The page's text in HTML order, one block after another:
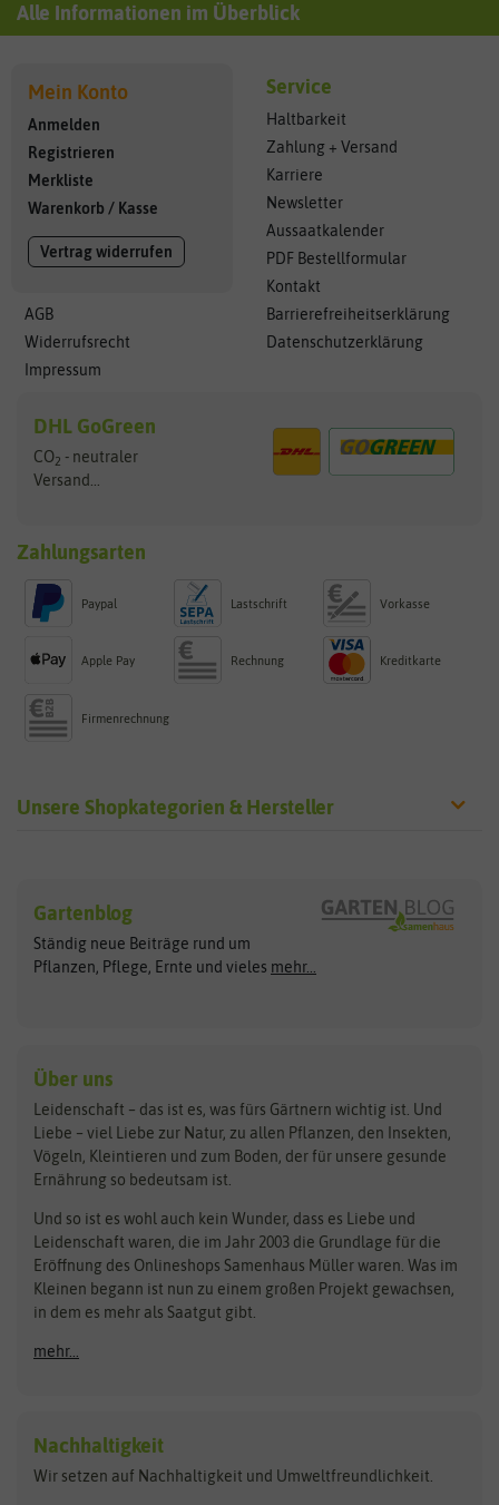
Alle Informationen im Überblick
Mein Konto
Anmelden
Registrieren
Merkliste
Warenkorb / Kasse
Vertrag widerrufen
AGB
Widerrufsrecht
Impressum
Service
Haltbarkeit
Zahlung + Versand
Karriere
Newsletter
Aussaatkalender
PDF Bestellformular
Kontakt
Barrierefreiheitserklärung
Datenschutzerklärung
DHL GoGreen
CO2 - neutraler
Versand...
Zahlungsarten
Paypal Lastschrift Vorkasse
Apple Pay Rechnung Kreditkarte
Firmenrechnung
Unsere Shopkategorien & Hersteller
Exotische Samen
Gemüsesamen
Gründünger
Kräutersamen
Obstsamen
Pilzbrut
Rasensamen
Steckzwiebeln
Zimmer & Kübelpflanzen
Kataloge
Schnäppchen
Anzucht & Gartenzubehör
Anzuchtschalen
Heizmatte & Heizkabel
Kokos-Quelltabletten
Arche Noah
ASB Greenworld
Benary
Bingenheimer Saatgut
Bionana
BIOWOL
Blumicorn
Bûten Birds
Carl Pabst
Clever Pots
COMPO
Dürr-Samen
Feldsaaten Freudenberger
Fertil
Flora Elite
Florissa Hortitops
Gartenblog
Ständig neue Beiträge rund um
Pflanzen, Pflege, Ernte und vieles mehr...
Über uns
Leidenschaft – das ist es, was fürs Gärtnern wichtig ist. Und
Liebe – viel Liebe zur Natur, zu allen Pflanzen, den Insekten,
Vögeln, Kleintieren und zum Boden, der für unsere gesunde
Ernährung so bedeutsam ist.
Und so ist es wohl auch kein Wunder, dass es Liebe und
Leidenschaft waren, die im Jahr 2003 die Grundlage für die
Eröffnung des Onlineshops Samenhaus Müller waren. Was im
Kleinen begann ist nun zu einem großen Projekt gewachsen,
in dem es mehr als Saatgut gibt.
mehr...
Nachhaltigkeit
Wir setzen auf Nachhaltigkeit und Umweltfreundlichkeit.